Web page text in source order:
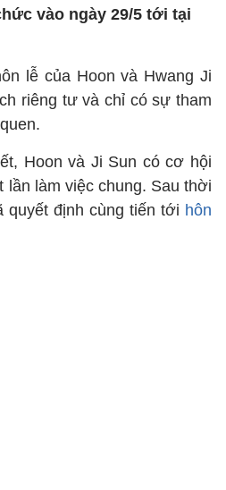
vào ngày 29/5 tới tại
lễ của Hoon và Hwang Ji
riêng tư và chỉ có sự tham
Hoon và Ji Sun có cơ hội
lần làm việc chung. Sau thời
quyết định cùng tiến tới hôn